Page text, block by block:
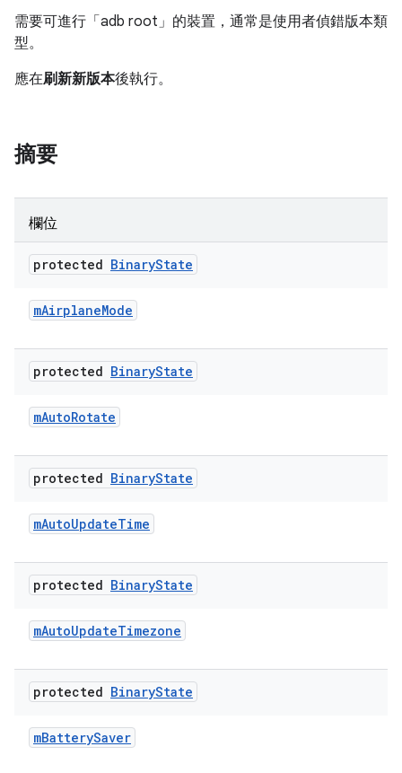
需要可進行「adb root」的裝置，通常是使用者偵錯版本類
型。
應在刷新新版本後執行。
摘要
欄位
protected BinaryState
mAirplaneMode
protected BinaryState
mAutoRotate
protected BinaryState
mAutoUpdateTime
protected BinaryState
mAutoUpdateTimezone
protected BinaryState
mBatterySaver